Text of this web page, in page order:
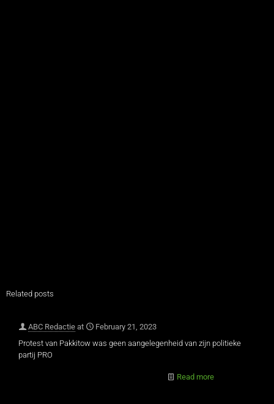
Related posts
ABC Redactie at
February 21, 2023
Protest van Pakkitow was geen aangelegenheid van zijn politieke
partij PRO
Read more